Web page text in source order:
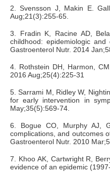
2. Svensson J, Makin E.
Aug;21(3):255-65.
3. Fradin K, Racine AD,
childhood: epidemiologic
Gastroenterol Nutr. 2014
4. Rothstein DH, Harmon,
2016 Aug;25(4):225-31
5. Sarrami M, Ridley W,
for early intervention in
May;35(5):569-74.
6. Bogue CO, Murphy AJ,
complications, and outcomes
Gastroenterol Nutr. 2010
7. Khoo AK, Cartwright R,
evidence of an epidemic